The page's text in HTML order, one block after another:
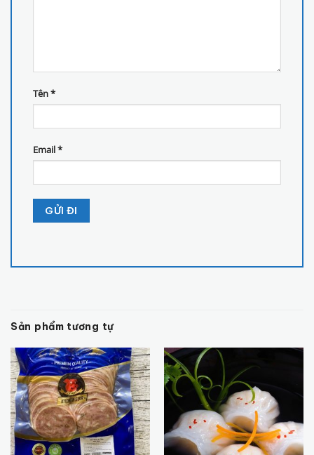
Tên*
Email*
Sản phẩm tương tự